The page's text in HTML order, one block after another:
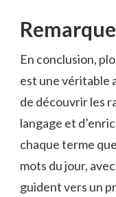
En ‍conclusion,
est une⁤ véritable
de découvrir⁣ les
langage et
chaque terme
⁤mots‍ du jour,
⁣guident ⁣vers un